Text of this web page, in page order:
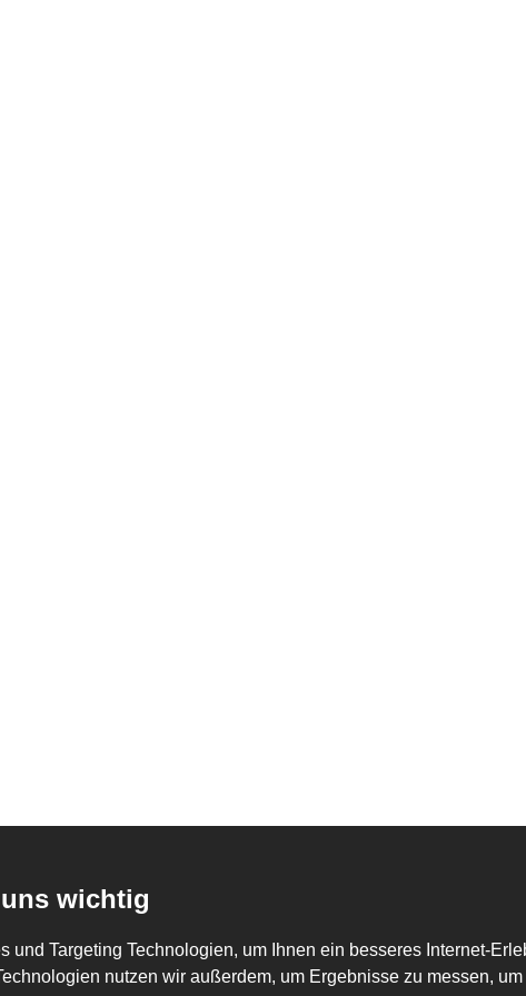
wichtig
und Targeting Technologien, um Ihnen ein besseres Internet-
nutzen wir außerdem, um Ergebnisse zu messen,